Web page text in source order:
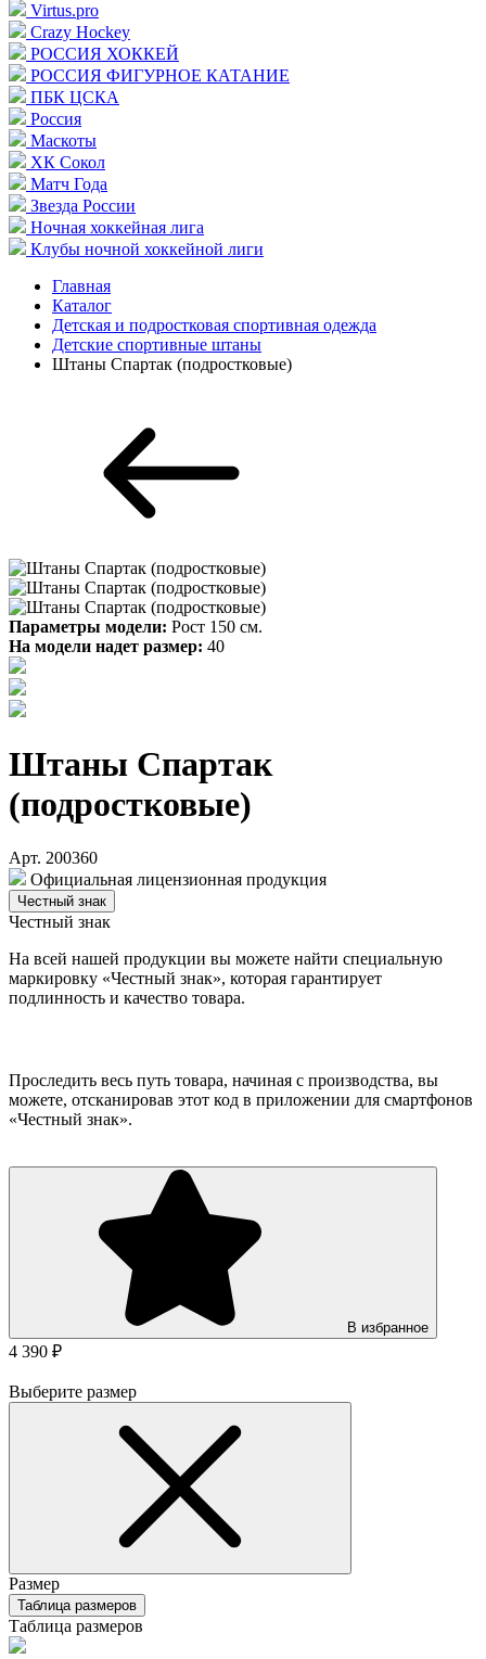
Virtus.pro
Crazy Hockey
РОССИЯ ХОККЕЙ
РОССИЯ ФИГУРНОЕ КАТАНИЕ
ПБК ЦСКА
Россия
Маскоты
ХК Сокол
Матч Года
Звезда России
Ночная хоккейная лига
Клубы ночной хоккейной лиги
Главная
Каталог
Детская и подростковая спортивная одежда
Детские спортивные штаны
Штаны Спартак (подростковые)
Параметры модели: Рост 150 см.
На модели надет размер: 40
Штаны Спартак
(подростковые)
Арт. 200360
Официальная лицензионная продукция
Честный знак
Честный знак
На всей нашей продукции вы можете найти специальную
маркировку «Честный знак», которая гарантирует
подлинность и качество товара.
Проследить весь путь товара, начиная с производства, вы
можете, отсканировав этот код в приложении для смартфонов
«Честный знак».
В избранное
4 390 ₽
Выберите размер
Размер
Таблица размеров
Таблица размеров